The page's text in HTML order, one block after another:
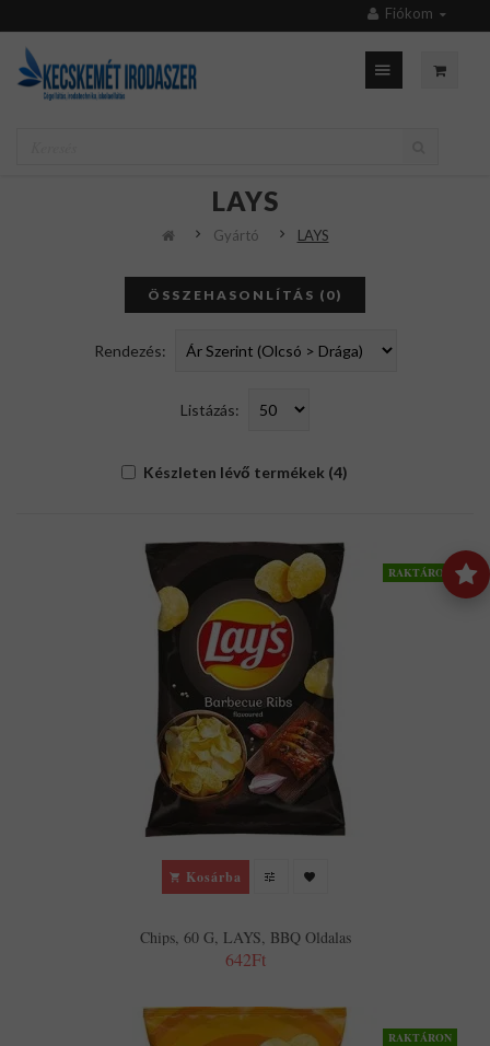
Fiókom
LAYS
Gyártó LAYS
ÖSSZEHASONLÍTÁS (0)
Rendezés:
Listázás:
Készleten lévő termékek (4)
RAKTÁRON
Kosárba
Chips, 60 G, LAYS, BBQ Oldalas
642Ft
RAKTÁRON